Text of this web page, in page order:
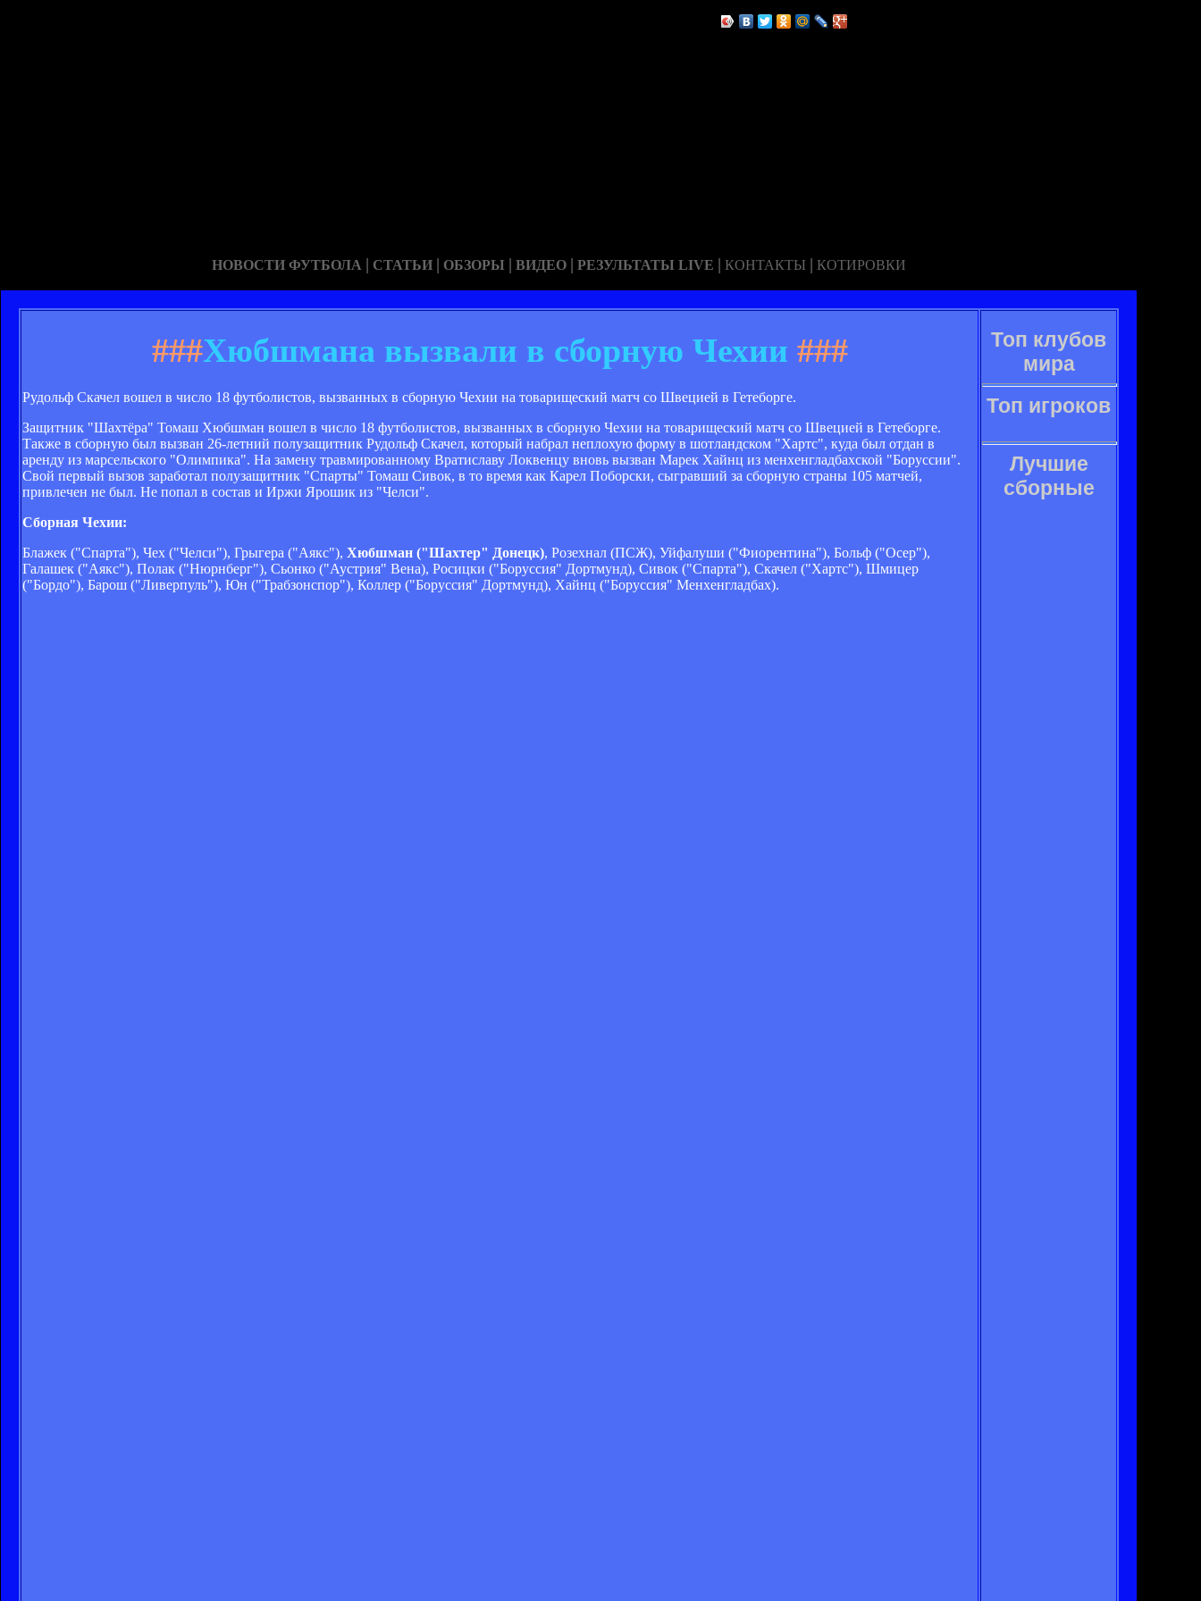
НОВОСТИ ФУТБОЛА | СТАТЬИ | ОБЗОРЫ | ВИДЕО | РЕЗУЛЬТАТЫ LIVE | КОНТАКТЫ | КОТИРОВКИ
###Хюбшмана вызвали в сборную Чехии ###
Рудольф Скачел вошел в число 18 футболистов, вызванных в сборную Чехии на товарищеский матч со Швецией в Гетеборге.
Защитник "Шахтёра" Томаш Хюбшман вошел в число 18 футболистов, вызванных в сборную Чехии на товарищеский матч со Швецией в Гетеборге.
Также в сборную был вызван 26-летний полузащитник Рудольф Скачел, который набрал неплохую форму в шотландском "Хартс", куда был отдан в
аренду из марсельского "Олимпика". На замену травмированному Вратиславу Локвенцу вновь вызван Марек Хайнц из менхенгладбахской "Боруссии".
Свой первый вызов заработал полузащитник "Спарты" Томаш Сивок, в то время как Карел Поборски, сыгравший за сборную страны 105 матчей,
привлечен не был. Не попал в состав и Иржи Ярошик из "Челси".
Сборная Чехии:
Блажек ("Спарта"), Чех ("Челси"), Грыгера ("Аякс"), Хюбшман ("Шахтер" Донецк), Розехнал (ПСЖ), Уйфалуши ("Фиорентина"), Больф ("Осер"),
Галашек ("Аякс"), Полак ("Нюрнберг"), Сьонко ("Аустрия" Вена), Росицки ("Боруссия" Дортмунд), Сивок ("Спарта"), Скачел ("Хартс"), Шмицер
("Бордо"), Барош ("Ливерпуль"), Юн ("Трабзонспор"), Коллер ("Боруссия" Дортмунд), Хайнц ("Боруссия" Менхенгладбах).
Топ клубов
мира
Топ игроков
Лучшие
сборные